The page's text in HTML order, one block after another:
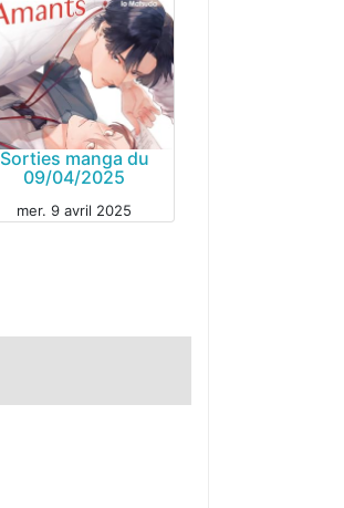
Sorties manga du
09/04/2025
mer. 9 avril 2025